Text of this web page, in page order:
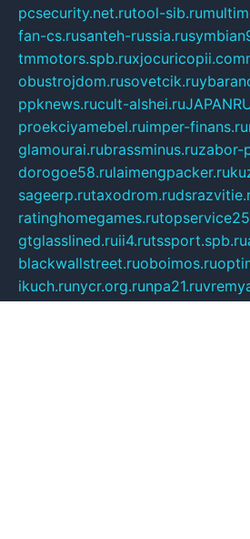
pcsecurity.net.rutool-sib.ru
fan-cs.rusanteh-russia.ru
tmmotors.spb.ruxjocuricopii.com
obustrojdom.rusovetcik.ru
ppknews.rucult-alshei.ru
proekciyamebel.ruimper-finans.ru
glamourai.rubrassminus.ruzabor-
dorogoe58.rulaimengpacker.ru
sageerp.rutaxodrom.ru
ratinghomegames.ru
gtglasslined.ruii4.rutssport.spb.ru
blackwallstreet.ruoboimos.ru
ikuch.runycr.org.runpa21.ru